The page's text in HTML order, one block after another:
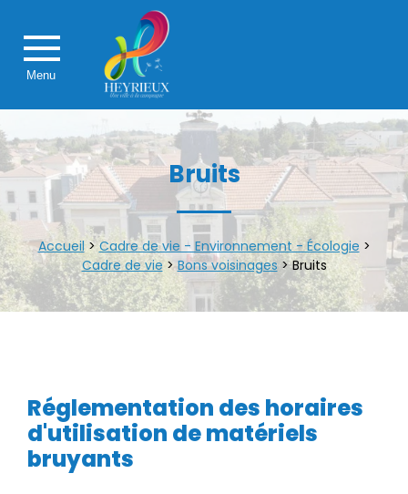
Menu
Bruits
Accueil >Cadre de vie - Environnement - Écologie >
Cadre de vie >Bons voisinages >Bruits
Réglementation des horaires
d'utilisation de matériels
bruyants